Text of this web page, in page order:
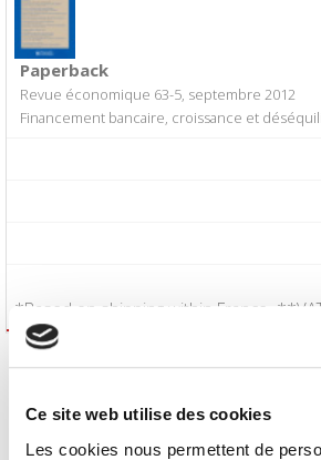
Ce site web utilise des cookies
Les cookies nous permettent de
Paperback
Revue économique 63-5, septembre 2012
Financement bancaire, croissance et
*Based on shipping within France.
I accept the
Continue shopping